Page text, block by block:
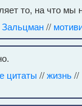
то, на что мы
//
цитаты //жизнь//